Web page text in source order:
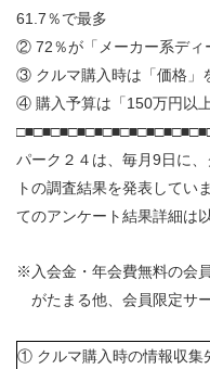
61.7％で最多
② 72％が「メーカー系ディ
③ クルマ購入時は「価格」
④ 購入予算は「150万円以
パーク２４は、毎月9日に
トの調査結果を発表してい
てのアンケート結果詳細は
※ 入会金・年会費無料の会
がたまる他、会員限定サ
① クルマ購入時の情報収集